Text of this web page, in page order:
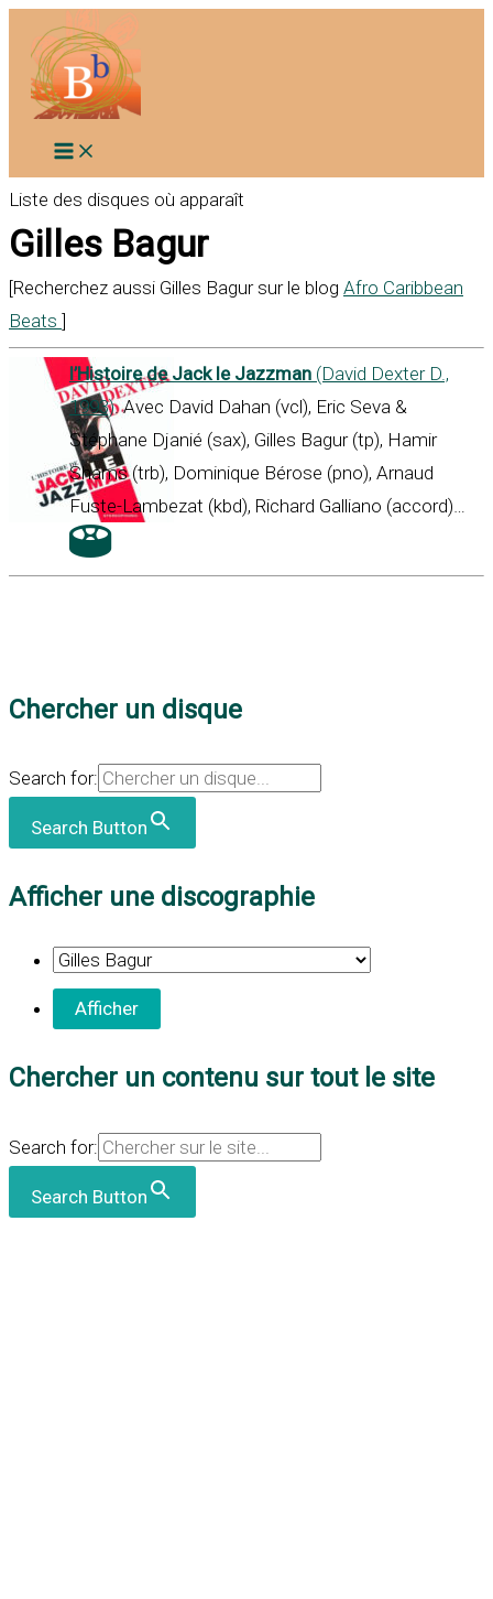
contenu
Liste des disques où apparaît
Gilles Bagur
[Recherchez aussi Gilles Bagur sur le blog Afro Caribbean
Beats ]
l’Histoire de Jack le Jazzman (David Dexter D.,
1993). Avec David Dahan (vcl), Eric Seva &
Stéphane Djanié (sax), Gilles Bagur (tp), Hamir
Shams (trb), Dominique Bérose (pno), Arnaud
Fuste-Lambezat (kbd), Richard Galliano (accord)…
Chercher un disque
Search for:
Search Button
Afficher une discographie
Chercher un contenu sur tout le site
Search for:
Search Button